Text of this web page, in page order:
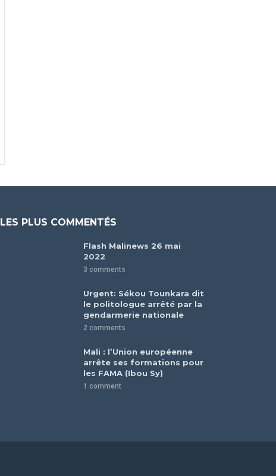
LES PLUS COMMENTÉS
Flash Malinews 26 mai
2022
3 comments
Urgent: Sékou Tounkara dit
le politologue arrêté par la
gendarmerie nationale
2 comments
Mali : l’Union européenne
arrête ses formations pour
les FAMA (Ibou Sy)
1 comment